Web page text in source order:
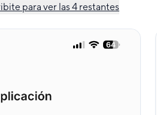
para ver las 4 restantes